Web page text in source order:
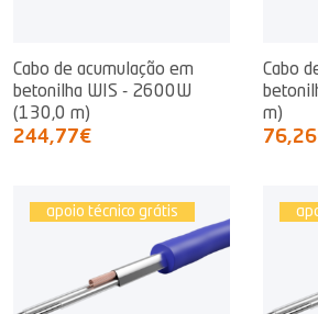
Cabo de acumulação em
betonilha WIS - 2600W
(130,0 m)
244,77€
Cabo
m)
apoio técnico grátis